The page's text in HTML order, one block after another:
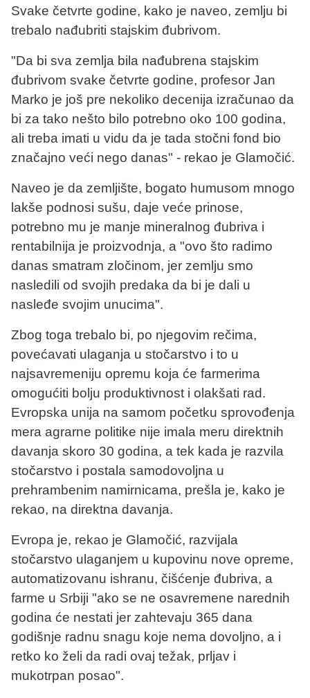
Svake četvrte godine, kako je naveo, zemlju bi
trebalo nađubriti stajskim đubrivom.
"Da bi sva zemlja bila nađubrena stajskim
đubrivom svake četvrte godine, profesor Jan
Marko je još pre nekoliko decenija izračunao da
bi za tako nešto bilo potrebno oko 100 godina,
ali treba imati u vidu da je tada stočni fond bio
značajno veći nego danas" - rekao je Glamočić.
Naveo je da zemljište, bogato humusom mnogo
lakše podnosi sušu, daje veće prinose,
potrebno mu je manje mineralnog đubriva i
rentabilnija je proizvodnja, a "ovo što radimo
danas smatram zločinom, jer zemlju smo
nasledili od svojih predaka da bi je dali u
nasleđe svojim unucima".
Zbog toga trebalo bi, po njegovim rečima,
povećavati ulaganja u stočarstvo i to u
najsavremeniju opremu koja će farmerima
omogućiti bolju produktivnost i olakšati rad.
Evropska unija na samom početku sprovođenja
mera agrarne politike nije imala meru direktnih
davanja skoro 30 godina, a tek kada je razvila
stočarstvo i postala samodovoljna u
prehrambenim namirnicama, prešla je, kako je
rekao, na direktna davanja.
Evropa je, rekao je Glamočić, razvijala
stočarstvo ulaganjem u kupovinu nove opreme,
automatizovanu ishranu, čišćenje đubriva, a
farme u Srbiji "ako se ne osavremene narednih
godina će nestati jer zahtevaju 365 dana
godišnje radnu snagu koje nema dovoljno, a i
retko ko želi da radi ovaj težak, prljav i
mukotrpan posao".